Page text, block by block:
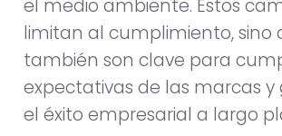
el medio ambiente. Estos
limitan al cumplimiento, sino
también son clave para
expectativas de las marcas
el éxito empresarial a largo